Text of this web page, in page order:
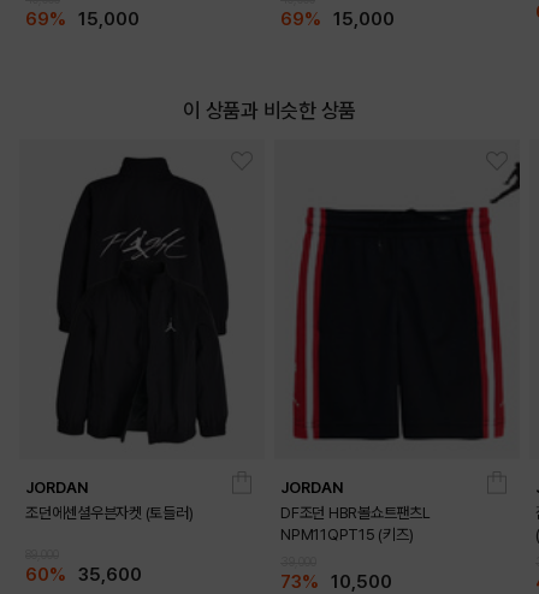
69% 15,000 69% 15,000
이 상품과 비슷한 상품
JORDAN
조던에센셜우븐자켓 (토들러)
60% 35,600
JORDAN
DF조던 HBR볼쇼트팬츠L
NPM11QPT15 (키즈)
73% 10,500